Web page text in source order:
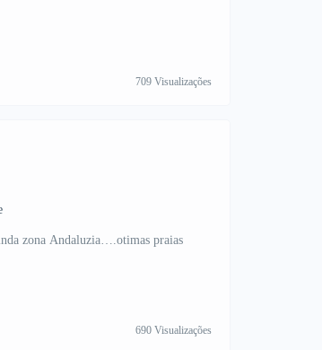
709 Visualizações
zona Andaluzia….otimas praias
690 Visualizações